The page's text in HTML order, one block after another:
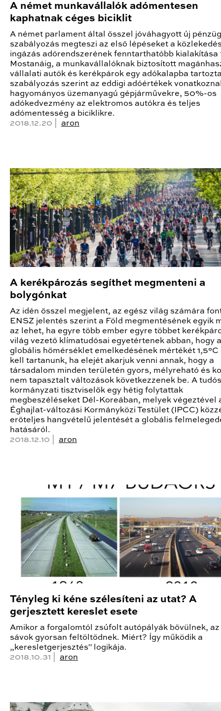
A német munkavállalók adómentesen
kaphatnak céges biciklit
A német parlament által ősszel jóváhagyott új
szabályozás megteszi az első lépéseket a
ingázás adórendszerének fenntarthatóbb kialakítása
Mostanáig, a munkavállalóknak biztosított
vállalati autók és kerékpárok egy adókalapba
szabályozás szerint az eddigi adóértékek
hagyományos üzemanyagú gépjárművekre, 50%-os
adókedvezmény az elektromos autókra és teljes
adómentesség a biciklikre.
2018.12.20 | aron
A kerékpározás segíthet megmenteni a
bolygónkat
Az idén ősszel megjelent, az egész világ számára
ENSZ jelentés szerint a Föld megmentésének egyik
az lehet, ha egyre több ember egyre többet
világ vezető klímatudósai egyetértenek abban, hogy a
globális hőmérséklet emelkedésének mértékét
kell tartanunk, ha elejét akarjuk venni annak, hogy a
társadalom minden területén gyors, mélyreható és
nem tapasztalt változások következzenek be. A
kormányzati tisztviselők egy hétig folytattak
megbeszéléseket Dél-Koreában, melyek végeztével
Éghajlat-változási Kormányközi Testület (IPCC)
erőteljes hangvételű jelentését a globális
hatásáról.
2018.12.10 | aron
Tényleg ki kéne szélesíteni az utat? A
gerjesztett kereslet esete
Amikor a forgalomtól zsúfolt autópályák bővülnek, az
sávok gyorsan feltöltődnek. Miért? Így működik a
„keresletgerjesztés" logikája.
2018.10.31 | aron